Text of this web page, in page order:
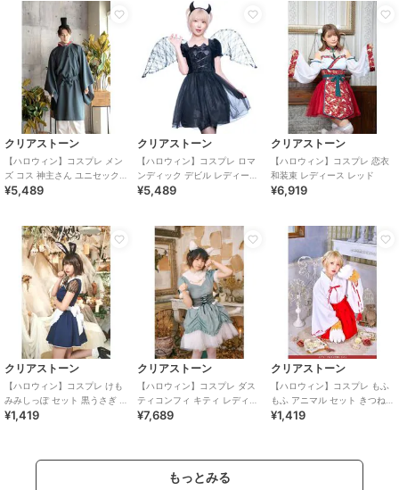
クリアストーン
【ハロウィン】コスプレ メン
ズ コス 神主さん ユニセックス
ブルー
¥5,489
クリアストーン
【ハロウィン】コスプレ ロマ
ンディック デビル レディース
ブラック
¥5,489
クリアストーン
【ハロウィン】コスプレ 恋衣
和装束 レディース レッド
¥6,919
クリアストーン
【ハロウィン】コスプレ けも
みみしっぽ セット 黒うさぎ ユ
ニセックス ブラック
¥1,419
クリアストーン
【ハロウィン】コスプレ ダス
ティコンフィ キティ レディー
ス サックスブルー
¥7,689
クリアストーン
【ハロウィン】コスプレ もふ
もふ アニマル セット きつねの
手 ユニセックス ブラウン
¥1,419
もっとみる